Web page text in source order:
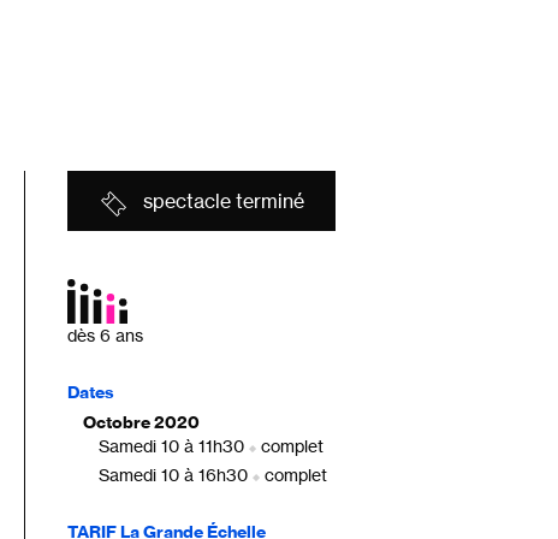
spectacle terminé
dès 6 ans
Dates
Octobre 2020
Samedi 10 à 11h30 |complet
Samedi 10 à 16h30 |complet
TARIF La Grande Échelle